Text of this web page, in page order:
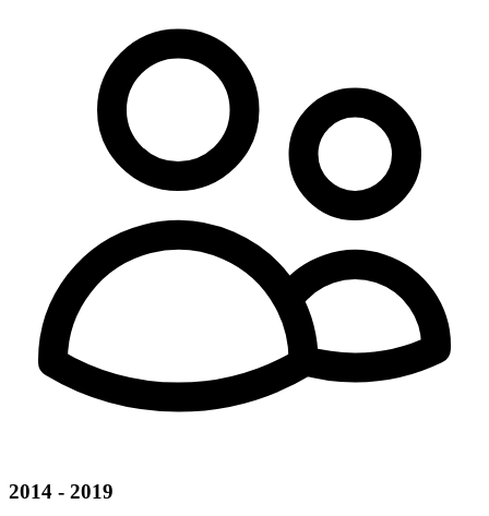
2014 - 2019